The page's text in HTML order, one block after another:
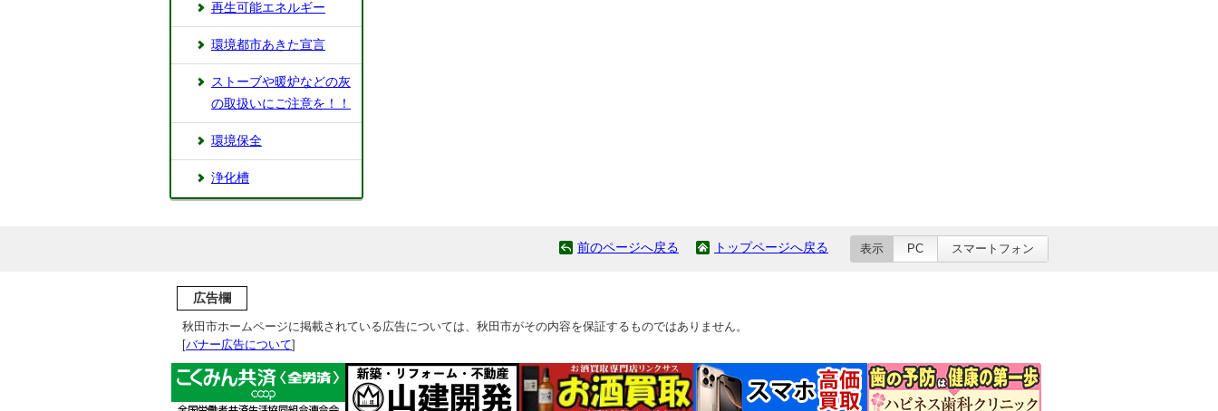
再生可能エネルギー
環境都市あきた宣言
ストーブや暖炉などの灰
の取扱いにご注意を！！
環境保全
浄化槽
前のページへ戻る トップページへ戻る 表示 PC スマートフォン
広告欄
秋田市ホームページに掲載されている広告については、秋田市がその内容を保証するものではありません。
[バナー広告について]